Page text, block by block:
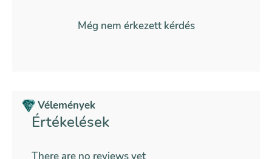
Még nem érkezett kérdés
Vélemények
Értékelések